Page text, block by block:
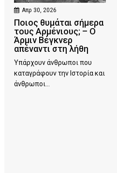
Απρ 30, 2026
Ποιος θυμάται σήμερα
τους Αρμένιους; – Ο
Άρμιν Βέγκνερ
απέναντι στη λήθη
Υπάρχουν άνθρωποι που
καταγράφουν την Ιστορία και
άνθρωποι...